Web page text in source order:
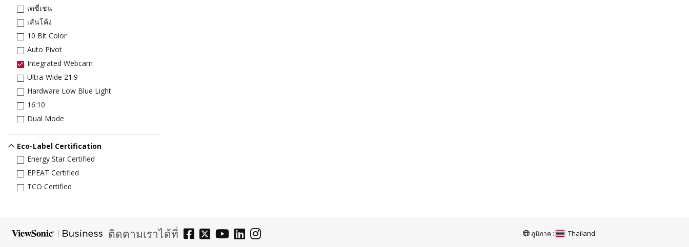
เดซี่เชน
เส้นโค้ง
10 Bit Color
Auto Pivot
Integrated Webcam
Ultra-Wide 21:9
Hardware Low Blue Light
16:10
Dual Mode
Eco-Label Certification
Energy Star Certified
EPEAT Certified
TCO Certified
ติดตามเราได้ที่ ภูมิภาค : Thailand